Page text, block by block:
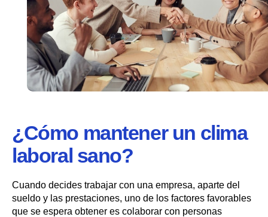
¿Cómo mantener un clima
laboral sano?
Cuando decides trabajar con una empresa, aparte del
sueldo y las prestaciones, uno de los factores favorables
que se espera obtener es colaborar con personas